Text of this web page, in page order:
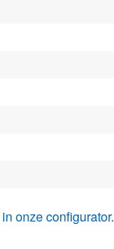
in onze configurator.